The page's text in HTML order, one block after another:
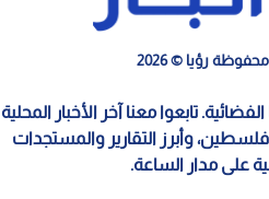
رؤيا © 2026
تابعوا معنا آخر الأخبار المحلية
فلسطين، وأبرز التقارير والمستجدات
على مدار الساعة.